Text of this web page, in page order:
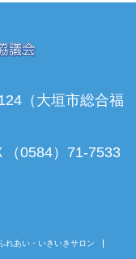
（大垣市総合福
0584）71-7533
れあい・いきいきサロン